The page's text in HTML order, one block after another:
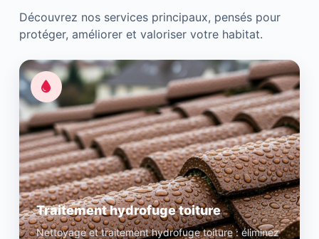
Découvrez nos services principaux, pensés pour
protéger, améliorer et valoriser votre habitat.
Traitement hydrofuge toiture
Nettoyage et traitement hydrofuge toiture : éliminez